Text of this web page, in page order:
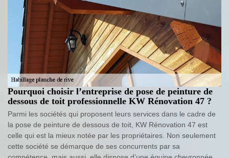
Pourquoi choisir l’entreprise de pose de peinture de
dessous de toit professionnelle KW Rénovation 47 ?
Parmi les sociétés qui proposent leurs services dans le cadre de
la pose de peinture de dessous de toit, KW Rénovation 47 est
celle qui est la mieux notée par les propriétaires. Non seulement
cette société se démarque de ses concurrents par sa